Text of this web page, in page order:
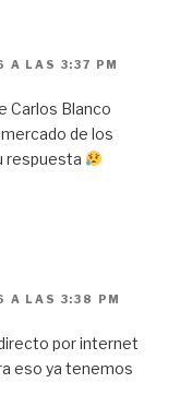
A LAS 3:37 PM
Carlos Blanco
de los
respuesta
A LAS 3:38 PM
por internet
eso ya tenemos